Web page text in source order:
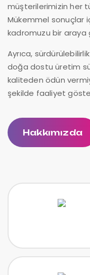
müşterilerimizin her
Mükemmel sonuçlar
kadromuzu bir araya
Ayrıca,
doğa dostu üretim
kaliteden ödün
şekilde faaliyet
Hakkımızda